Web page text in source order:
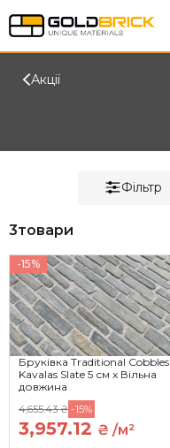
Акції
Фільтр
3товари
-15%
Бруківка Traditional Cobbles
Kavalas Slate 5 см x Вільна
довжина
4,655.43 ₴ -15%
3,957.12 ₴ /м²